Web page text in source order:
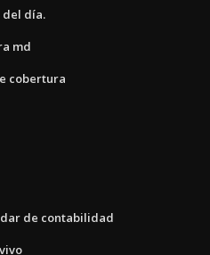
del día.
md
cobertura
de contabilidad